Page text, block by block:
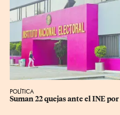
POLÍTICA
Suman 22 quejas ante el INE